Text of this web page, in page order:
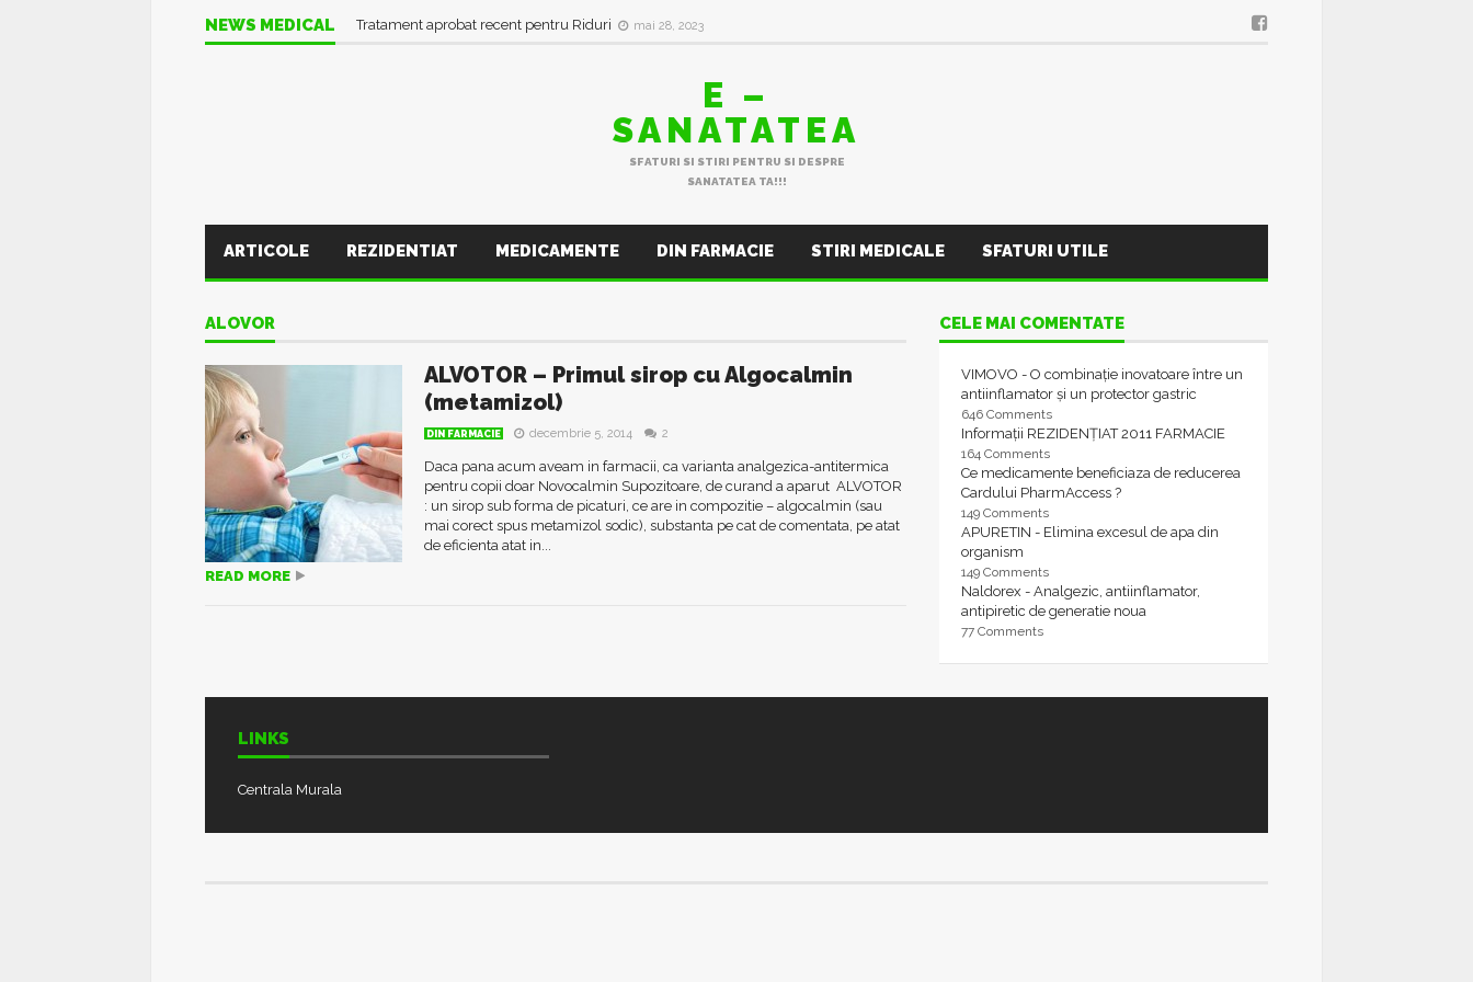
NEWS MEDICAL Tratament aprobat recent pentru Riduri mai 28, 2023
E –
SANATATEA
SFATURI SI STIRI PENTRU SI DESPRE
SANATATEA TA!!!
ARTICOLE REZIDENTIAT MEDICAMENTE DIN FARMACIE STIRI MEDICALE SFATURI UTILE
ALOVOR
ALVOTOR – Primul sirop cu Algocalmin
(metamizol)
DIN FARMACIE decembrie 5, 2014 2
Daca pana acum aveam in farmacii, ca varianta analgezica-antitermica
pentru copii doar Novocalmin Supozitoare, de curand a aparut ALVOTOR
: un sirop sub forma de picaturi, ce are in compozitie – algocalmin (sau
mai corect spus metamizol sodic), substanta pe cat de comentata, pe atat
de eficienta atat in...
READ MORE
CELE MAI COMENTATE
VIMOVO - O combinație inovatoare între un
antiinflamator și un protector gastric
646 Comments
Informații REZIDENȚIAT 2011 FARMACIE
164 Comments
Ce medicamente beneficiaza de reducerea
Cardului PharmAccess ?
149 Comments
APURETIN - Elimina excesul de apa din
organism
149 Comments
Naldorex - Analgezic, antiinflamator,
antipiretic de generatie noua
77 Comments
LINKS
Centrala Murala